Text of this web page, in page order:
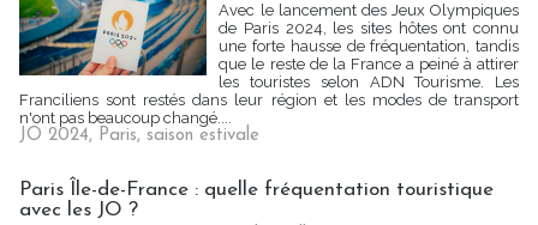
Avec le lancement des Jeux Olympiques
de Paris 2024, les sites hôtes ont connu
une forte hausse de fréquentation, tandis
que le reste de la France a peiné à attirer
les touristes selon ADN Tourisme. Les
Franciliens sont restés dans leur région et les modes de transport
n'ont pas beaucoup changé....
JO 2024, Paris, saison estivale
Paris Île-de-France : quelle fréquentation touristique
avec les JO ?